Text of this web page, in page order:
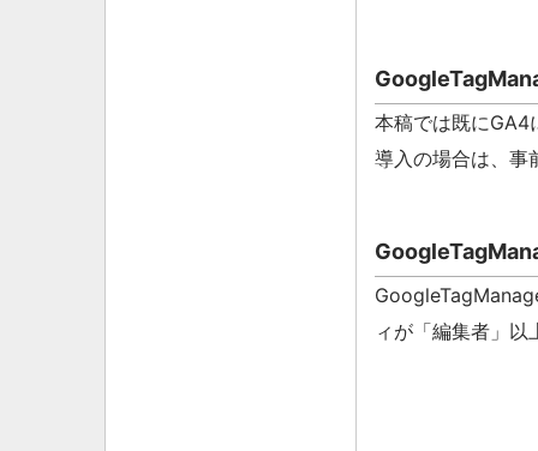
本稿では既にGA4
導入の場合は、事
ィが「編集者」